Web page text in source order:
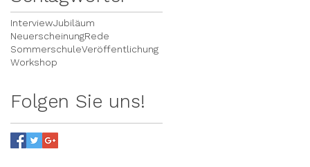
InterviewJubiläum
NeuerscheinungRede
SommerschuleVeröffentlichung
Workshop
Folgen Sie uns!